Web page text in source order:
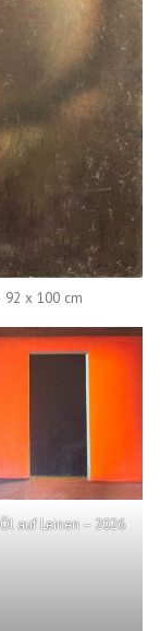
92 x 100 cm
auf Leinen – 2026